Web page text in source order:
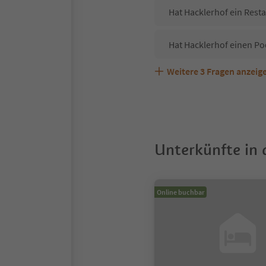
Hat Hacklerhof ein
Hat Hacklerhof einen
Sind Haustiere in der
Welche Services bietet
Weitere 3 Fragen
Unterkünfte in
Online buchbar